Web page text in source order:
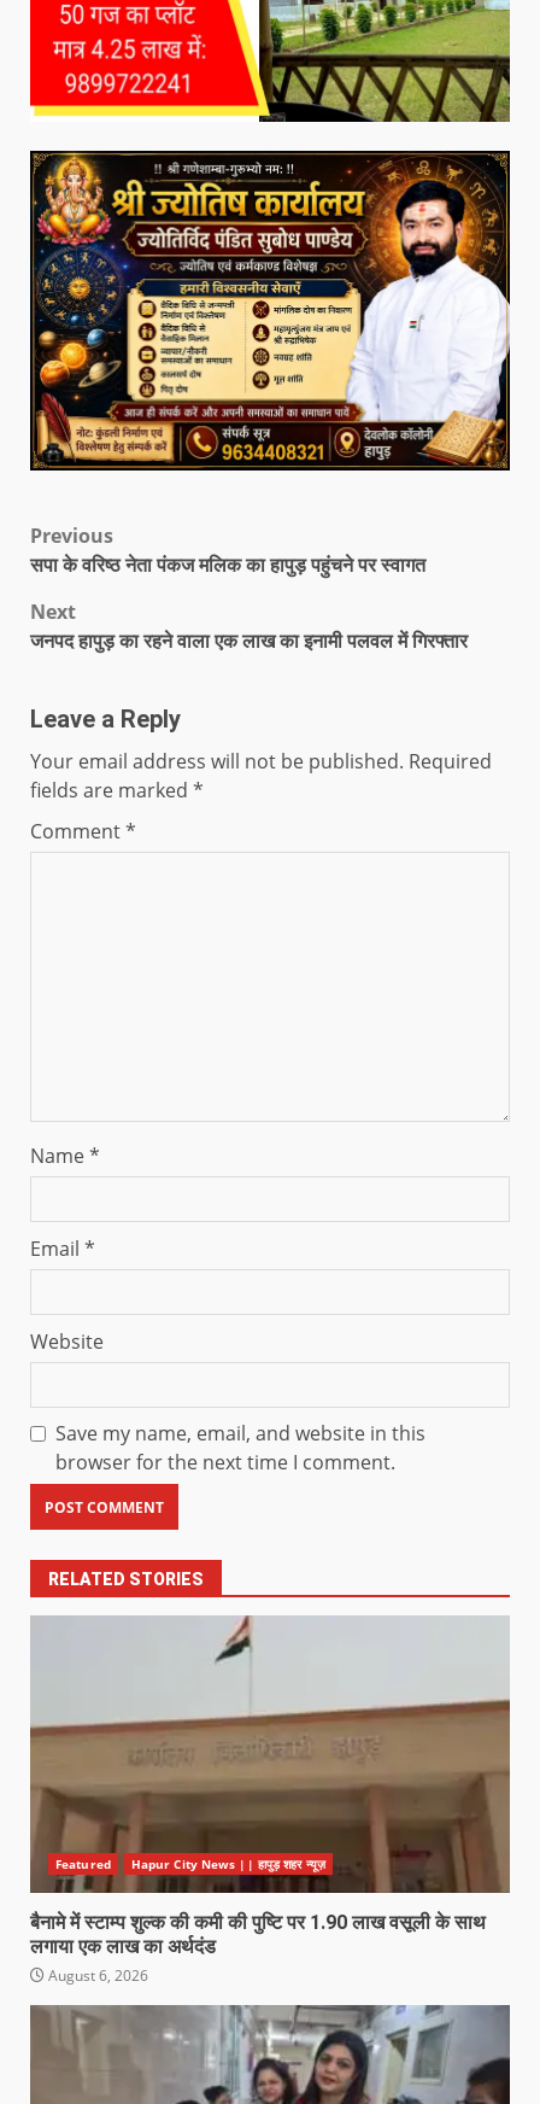
Previous
सपा के वरिष्ठ नेता पंकज मलिक का हापुड़ पहुंचने पर स्वागत
Next
जनपद हापुड़ का रहने वाला एक लाख का इनामी पलवल में गिरफ्तार
Leave a Reply
Your email address will not be published. Required
fields are marked *
Comment*
Name*
Email *
Website
Save my name, email, and website in this
browser for the next time I comment.
RELATED STORIES
Featured Hapur City News || हापुड़ शहर न्यूज़
बैनामे में स्टाम्प शुल्क की कमी की पुष्टि पर 1.90 लाख वसूली के साथ
लगाया एक लाख का अर्थदंड
August 6, 2026